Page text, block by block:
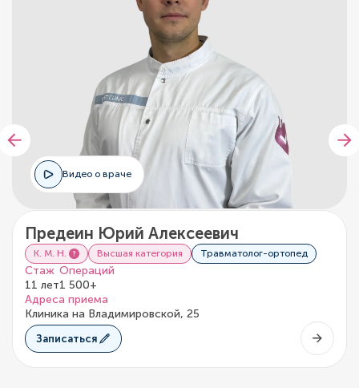
Видео о враче
Предеин Юрий Алексеевич
К. М. Н. Высшая категория Травматолог-ортопед
Стаж
11 лет
Операций
1 500+
Адреса приема
Клиника на Владимировской, 25
Записаться